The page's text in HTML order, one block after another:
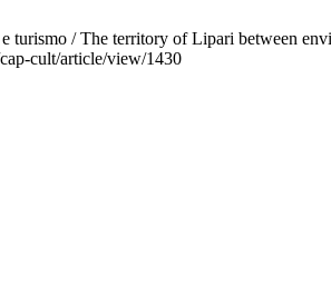
/ The territory of Lipari between
cult/article/view/1430